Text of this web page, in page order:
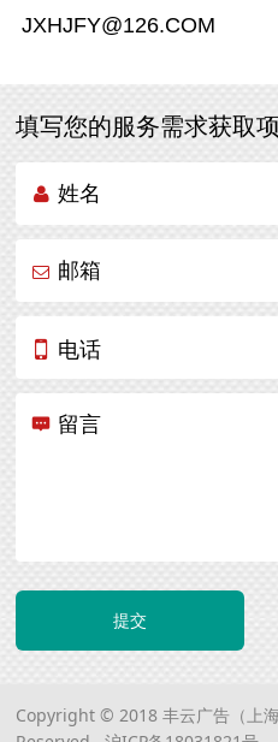
JXHJFY@126.COM
填写您的服务需求获取
姓名
邮箱
电话
留言
提交
Copyright © 2018 丰云广告（上